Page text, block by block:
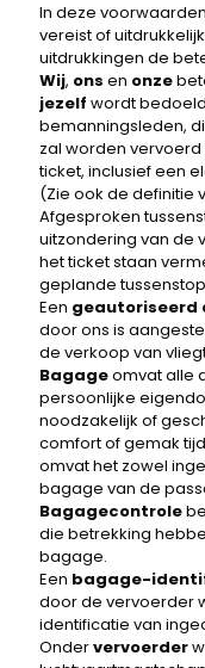
In deze
vereist of
uitdrukkingen de
Wij, ons en onze
jezelf wordt
bemanningsleden,
zal worden
ticket, inclusief een
(Zie ook de definitie
Afgesproken
uitzondering van de
het ticket staan
geplande
Een geautoriseerd
door ons is
de verkoop van
Bagageomvat alle
persoonlijke
noodzakelijk of
comfort of gemak
omvat het zowel
bagage van de
Bagagecontrole
die betrekking
bagage.
Een bagage-
door de vervoerder
identificatie van
Ondervervoerder